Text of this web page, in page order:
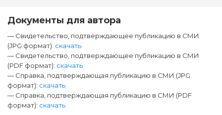
Документы для автора
— Свидетельство, подтверждающее публикацию в СМИ
(JPG формат): скачать
— Свидетельство, подтверждающее публикацию в СМИ
(PDF формат): скачать
— Справка, подтверждающая публикацию в СМИ (JPG
формат): скачать
— Справка, подтверждающая публикацию в СМИ (PDF
формат): скачать